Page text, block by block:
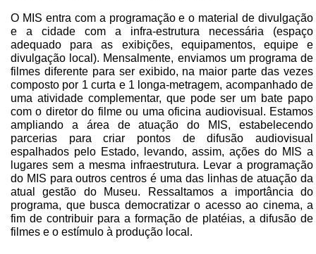
O MIS entra com a programação e o material de divulgação
e a cidade com a infra-estrutura necessária (espaço
adequado para as exibições, equipamentos, equipe e
divulgação local). Mensalmente, enviamos um programa de
filmes diferente para ser exibido, na maior parte das vezes
composto por 1 curta e 1 longa-metragem, acompanhado de
uma atividade complementar, que pode ser um bate papo
com o diretor do filme ou uma oficina audiovisual. Estamos
ampliando a área de atuação do MIS, estabelecendo
parcerias para criar pontos de difusão audiovisual
espalhados pelo Estado, levando, assim, ações do MIS a
lugares sem a mesma infraestrutura. Levar a programação
do MIS para outros centros é uma das linhas de atuação da
atual gestão do Museu. Ressaltamos a importância do
programa, que busca democratizar o acesso ao cinema, a
fim de contribuir para a formação de platéias, a difusão de
filmes e o estímulo à produção local.